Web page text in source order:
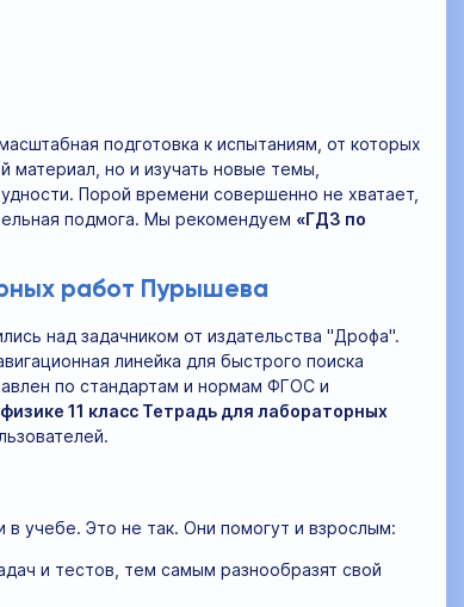
подготовка к испытаниям, от которых
материал, но и изучать новые темы,
Порой времени совершенно не хватает,
подмога. Мы рекомендуем «ГДЗ по
работ Пурышева
над задачником от издательства "Дрофа".
линейка для быстрого поиска
по стандартам и нормам ФГОС и
11 класс Тетрадь для лабораторных
учебе. Это не так. Они помогут и взрослым:
и тестов, тем самым разнообразят свой